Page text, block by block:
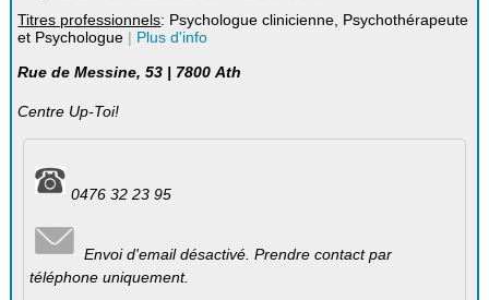
Titres professionnels: Psychologue clinicienne, Psychothérapeute
et Psychologue | Plus d'info
Rue de Messine, 53 | 7800 Ath
Centre Up-Toi!
0476 32 23 95
Envoi d'email désactivé. Prendre contact par
téléphone uniquement.